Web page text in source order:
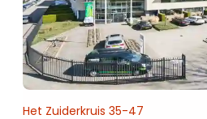
Het Zuiderkruis 35-47